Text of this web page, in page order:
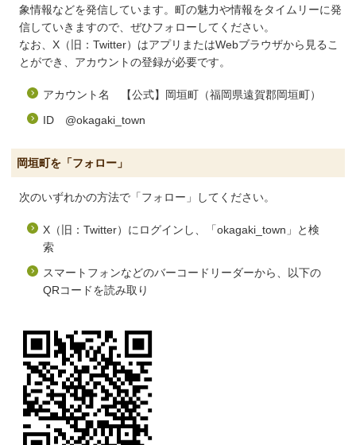
象情報などを発信しています。町の魅力や情報をタイムリーに発
信していきますので、ぜひフォローしてください。
なお、X（旧：Twitter）はアプリまたはWebブラウザから見るこ
とができ、アカウントの登録が必要です。
アカウント名 【公式】岡垣町（福岡県遠賀郡岡垣町）
ID @okagaki_town
岡垣町を「フォロー」
次のいずれかの方法で「フォロー」してください。
X（旧：Twitter）にログインし、「okagaki_town」と検
索
スマートフォンなどのバーコードリーダーから、以下の
QRコードを読み取り